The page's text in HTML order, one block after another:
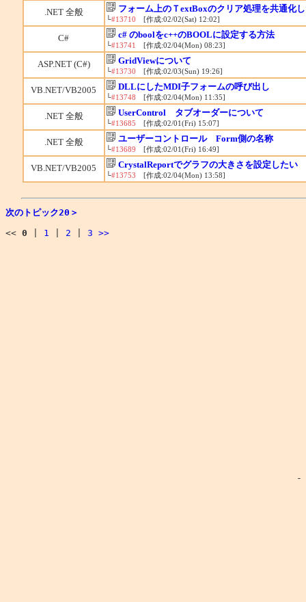
.NET 全般 フォーム上のＴextBoxのクリア処理を共通化
└#13710 [作成:02/02(Sat) 12:02]
C# c# のboolをc++のBOOLに設定する方法
└#13741 [作成:02/04(Mon) 08:23]
ASP.NET (C#) GridViewについて
└#13730 [作成:02/03(Sun) 19:26]
VB.NET/VB2005 DLLにしたMDI子フォームの呼び出し
└#13748 [作成:02/04(Mon) 11:35]
.NET 全般 UserControl タブオーダーについて
└#13685 [作成:02/01(Fri) 15:07]
.NET 全般 ユーザーコントロール Form側の名称
└#13689 [作成:02/01(Fri) 16:49]
VB.NET/VB2005 CrystalReportでグラフの大きさを設定したい
└#13753 [作成:02/04(Mon) 13:58]
次のトピック20＞
<< 0 1 2 3 >>